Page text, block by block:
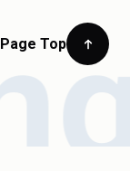
Page Top